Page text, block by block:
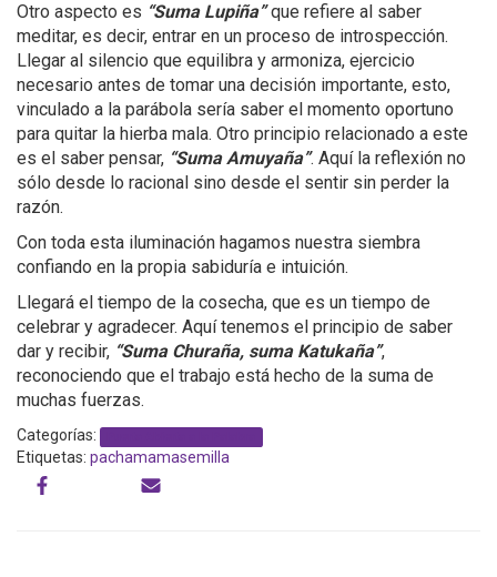
Otro aspecto es “Suma Lupiña”que refiere al saber
meditar, es decir, entrar en un proceso de introspección.
Llegar al silencio que equilibra y armoniza, ejercicio
necesario antes de tomar una decisión importante, esto,
vinculado a la parábola sería saber el momento oportuno
para quitar la hierba mala. Otro principio relacionado a este
es el saber pensar, “Suma Amuyaña”. Aquí la reflexión no
sólo desde lo racional sino desde el sentir sin perder la
razón.
Con toda esta iluminación hagamos nuestra siembra
confiando en la propia sabiduría e intuición.
Llegará el tiempo de la cosecha, que es un tiempo de
celebrar y agradecer. Aquí tenemos el principio de saber
dar y recibir, “Suma Churaña, suma Katukaña”,
reconociendo que el trabajo está hecho de la suma de
muchas fuerzas.
Categorías:
Etiquetas: pachamamasemilla